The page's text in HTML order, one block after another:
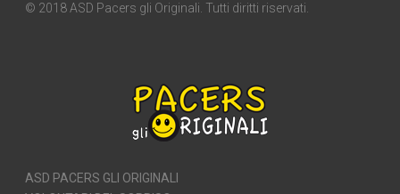
© 2018 ASD Pacers gli Originali. Tutti diritti riservati.
ASD PACERS GLI ORIGINALI